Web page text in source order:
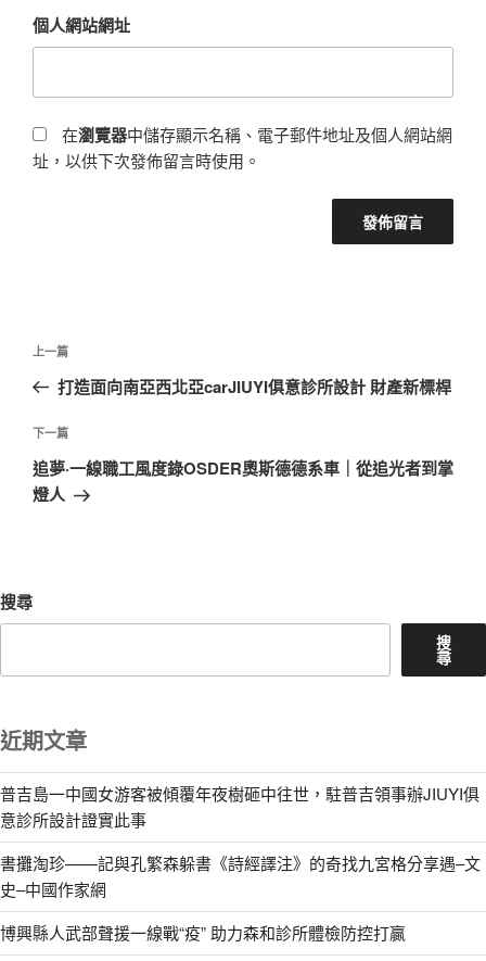
個人網站網址
在瀏覽器中儲存顯示名稱、電子郵件地址及個人網站網
址，以供下次發佈留言時使用。
文
導
覽
上
一
文
章
上一篇
打造面向南亞西北亞carJIUYI俱意診所設計 財產新標桿
下
一
篇
下一篇
追夢·一線職工風度錄OSDER奧斯德德系車｜從追光者到掌
燈人
搜尋
搜
尋
近期文章
普吉島一中國女游客被傾覆年夜樹砸中往世，駐普吉領事辦JIUYI俱
意診所設計證實此事
書攤淘珍——記與孔繁森躲書《詩經譯注》的奇找九宮格分享遇–文
史–中國作家網
博興縣人武部聲援一線戰“疫” 助力森和診所體檢防控打贏